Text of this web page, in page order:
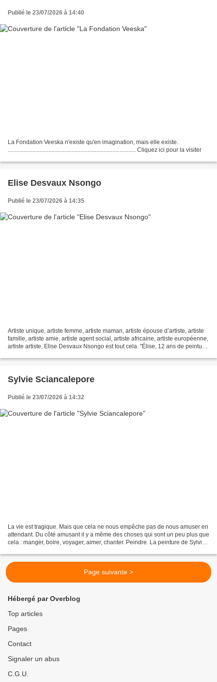
Publié le 23/07/2026 à 14:40
La Fondation Veeska n'existe qu'en imagination, mais elle existe.
........................................................................................ Cliquez ici pour la visiter
Elise Desvaux Nsongo
Publié le 23/07/2026 à 14:35
Artiste unique, artiste femme, artiste maman, artiste épouse d’artiste, artiste
famille, artiste amie, artiste agent social, artiste africaine, artiste européenne,
artiste artiste, Elise Desvaux Nsongo est tout cela. "Élise, 12 ans de peinture"
Sylvie Sciancalepore
Publié le 23/07/2026 à 14:32
La vie est tragique. Mais que cela ne nous empêche pas de nous amuser en
attendant. Du côté amusant il y a même des choses qui sont un peu plus que
cela : manger, boire, voyager, aimer, chanter. Peindre. La peinture de Sylvie
Page suivante >
Hébergé par Overblog
Top articles
Pages
Contact
Signaler un abus
C.G.U.